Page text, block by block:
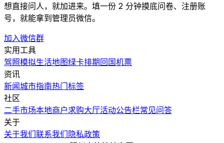
想直接问人，就加进来。填一份 2 分钟摸底问卷、注册账
号，就能拿到管理员微信。
加入微信群
实用工具
驾照模拟生活地图绿卡排期回国机票
资讯
新闻城市指南热门标签
社区
二手市场本地商户求购大厅活动公告栏常见问答
关于
关于我们联系我们隐私政策